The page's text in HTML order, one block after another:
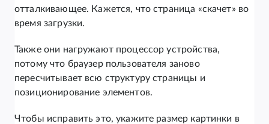
отталкивающее. Кажется, что страница «скачет» во
время загрузки.
Также они нагружают процессор устройства,
потому что браузер пользователя заново
пересчитывает всю структуру страницы и
позиционирование элементов.
Чтобы исправить это, укажите размер картинки в